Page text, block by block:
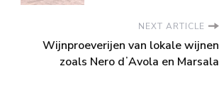
NEXT ARTICLE
Wijnproeverijen van lokale wijnen
zoals Nero dʼAvola en Marsala